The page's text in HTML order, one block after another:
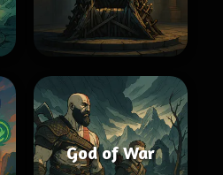
God of War